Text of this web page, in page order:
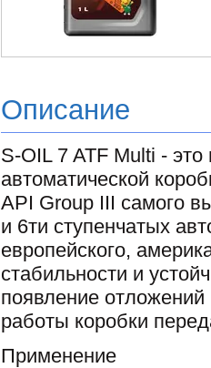
Описание
S-OIL 7 ATF Multi -
автоматической
API Group III самого
и 6ти ступенчатых
европейского,
стабильности и
появление отложений
работы коробки
Применение